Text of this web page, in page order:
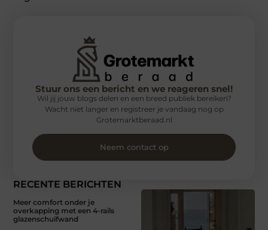
RECENTE BERICHTEN
Meer comfort onder je
overkapping met een 4-rails
glazenschuifwand
Stuur ons een bericht en we reageren snel!
Wil jij jouw blogs delen en een breed publiek bereiken?
Wacht niet langer en registreer je vandaag nog op
Grotemarktberaad.nl
Neem contact op